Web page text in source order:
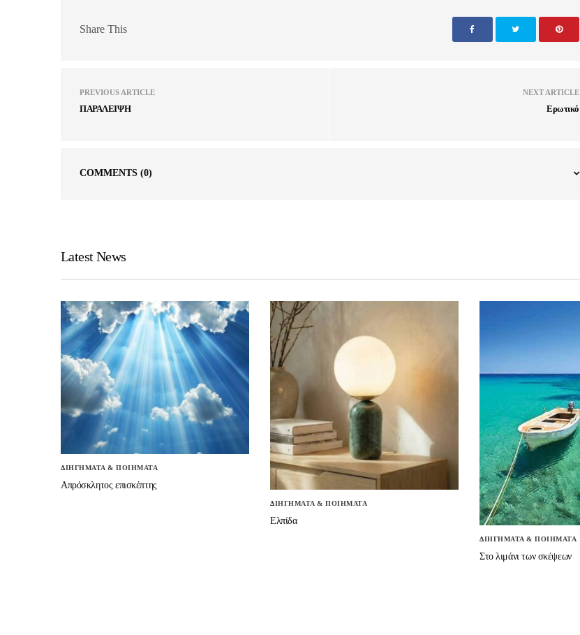
Share This
PREVIOUS ARTICLE
ΠΑΡΑΛΕΙΨΗ
NEXT ARTICLE
Ερωτικό
COMMENTS (0)
Latest News
ΔΙΗΓΗΜΑΤΑ & ΠΟΙΗΜΑΤΑ
Απρόσκλητος επισκέπτης
ΔΙΗΓΗΜΑΤΑ & ΠΟΙΗΜΑΤΑ
Ελπίδα
ΔΙΗΓΗΜΑΤΑ & ΠΟΙΗΜΑΤΑ
Στο λιμάνι των σκέψεων